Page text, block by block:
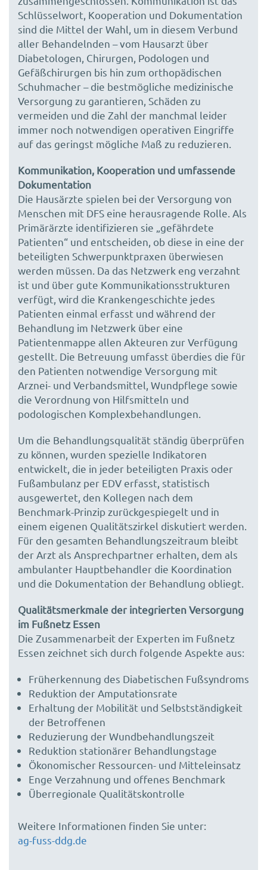
Schlüsselwort, Kooperation und Dokumentation
sind die Mittel der Wahl, um in diesem Verbund
aller Behandelnden – vom Hausarzt über
Diabetologen, Chirurgen, Podologen und
Gefäßchirurgen bis hin zum orthopädischen
Schuhmacher – die bestmögliche medizinische
Versorgung zu garantieren, Schäden zu
vermeiden und die Zahl der manchmal leider
immer noch notwendigen operativen Eingriffe
auf das geringst mögliche Maß zu reduzieren.
Kommunikation, Kooperation und umfassende
Dokumentation
Die Hausärzte spielen bei der Versorgung von
Menschen mit DFS eine herausragende Rolle. Als
Primärärzte identifizieren sie „gefährdete
Patienten“ und entscheiden, ob diese in eine der
beteiligten Schwerpunktpraxen überwiesen
werden müssen. Da das Netzwerk eng verzahnt
ist und über gute Kommunikationsstrukturen
verfügt, wird die Krankengeschichte jedes
Patienten einmal erfasst und während der
Behandlung im Netzwerk über eine
Patientenmappe allen Akteuren zur Verfügung
gestellt. Die Betreuung umfasst überdies die für
den Patienten notwendige Versorgung mit
Arznei- und Verbandsmittel, Wundpflege sowie
die Verordnung von Hilfsmitteln und
podologischen Komplexbehandlungen.
Um die Behandlungsqualität ständig überprüfen
zu können, wurden spezielle Indikatoren
entwickelt, die in jeder beteiligten Praxis oder
Fußambulanz per EDV erfasst, statistisch
ausgewertet, den Kollegen nach dem
Benchmark-Prinzip zurückgespiegelt und in
einem eigenen Qualitätszirkel diskutiert werden.
Für den gesamten Behandlungszeitraum bleibt
der Arzt als Ansprechpartner erhalten, dem als
ambulanter Hauptbehandler die Koordination
und die Dokumentation der Behandlung obliegt.
Qualitätsmerkmale der integrierten Versorgung
im Fußnetz Essen
Die Zusammenarbeit der Experten im Fußnetz
Essen zeichnet sich durch folgende Aspekte aus:
Früherkennung des Diabetischen Fußsyndroms
Reduktion der Amputationsrate
Erhaltung der Mobilität und Selbstständigkeit
der Betroffenen
Reduzierung der Wundbehandlungszeit
Reduktion stationärer Behandlungstage
Ökonomischer Ressourcen- und Mitteleinsatz
Enge Verzahnung und offenes Benchmark
Überregionale Qualitätskontrolle
Weitere Informationen finden Sie unter:
ag-fuss-ddg.de